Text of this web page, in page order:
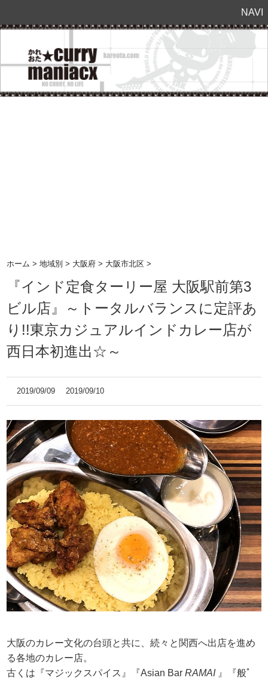
NAVI
ホーム >地域別 > 大阪府 > 大阪市北区 >
『インド定食ターリー屋 大阪駅前第3
ビル店』～トータルバランスに定評あ
り!!東京カジュアルインドカレー店が
西日本初進出☆～
2019/09/09 2019/09/10
大阪のカレー文化の台頭と共に、続々と関西へ出店を進め
る各地のカレー店。
古くは『マジックスパイス』『Asian BarRAMAI』『般ﾟ